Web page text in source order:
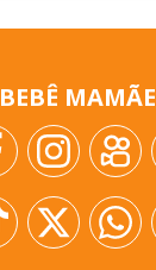
BEBÊ MAMÃE